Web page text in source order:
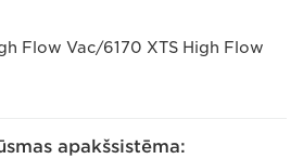
Flow Vac/6170 XTS High Flow
apakšsistēma: